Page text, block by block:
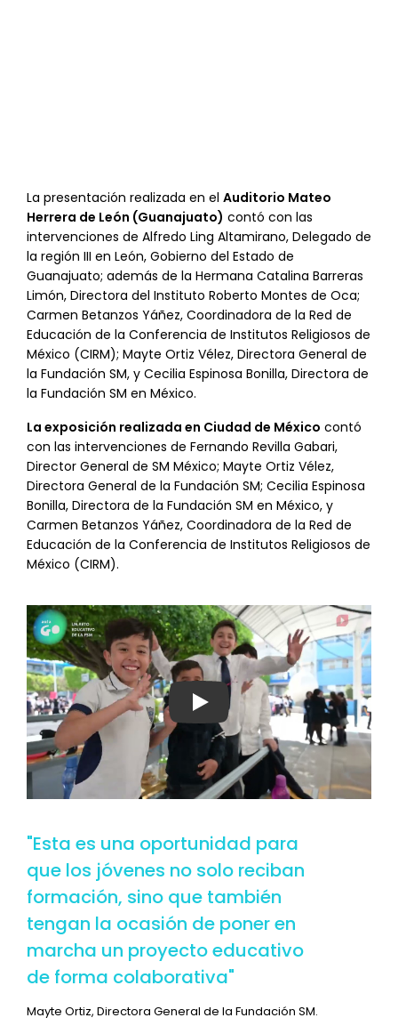
La presentación realizada en el Auditorio Mateo
Herrera de León (Guanajuato) contó con las
intervenciones de Alfredo Ling Altamirano, Delegado de
la región III en León, Gobierno del Estado de
Guanajuato; además de la Hermana Catalina Barreras
Limón, Directora del Instituto Roberto Montes de Oca;
Carmen Betanzos Yáñez, Coordinadora de la Red de
Educación de la Conferencia de Institutos Religiosos de
México (CIRM); Mayte Ortiz Vélez, Directora General de
la Fundación SM, y Cecilia Espinosa Bonilla, Directora de
la Fundación SM en México.
La exposición realizada en Ciudad de México contó
con las intervenciones de Fernando Revilla Gabari,
Director General de SM México; Mayte Ortiz Vélez,
Directora General de la Fundación SM; Cecilia Espinosa
Bonilla, Directora de la Fundación SM en México, y
Carmen Betanzos Yáñez, Coordinadora de la Red de
Educación de la Conferencia de Institutos Religiosos de
México (CIRM).
Ver video
"Esta es una oportunidad para
que los jóvenes no solo reciban
formación, sino que también
tengan la ocasión de poner en
marcha un proyecto educativo
de forma colaborativa"
Mayte Ortiz, Directora General de la Fundación SM.